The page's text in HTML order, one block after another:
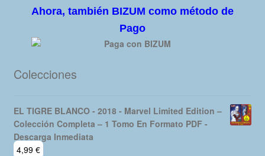
Ahora, también BIZUM como método de
Pago
Colecciones
EL TIGRE BLANCO - 2018 - Marvel Limited Edition –
Colección Completa – 1 Tomo En Formato PDF -
Descarga Inmediata
4,99 €